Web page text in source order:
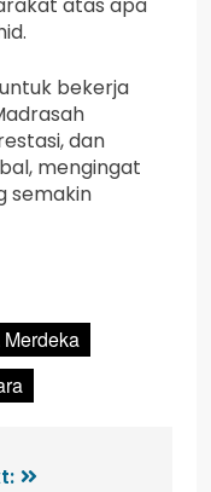
bekerja
dan
mengingat
semakin
Merdeka